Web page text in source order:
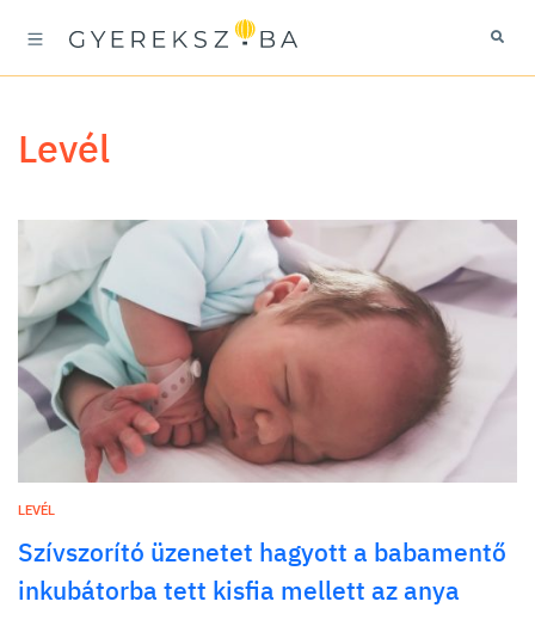
levél
LEVÉL
Szívszorító üzenetet hagyott a babamentő
inkubátorba tett kisfia mellett az anya